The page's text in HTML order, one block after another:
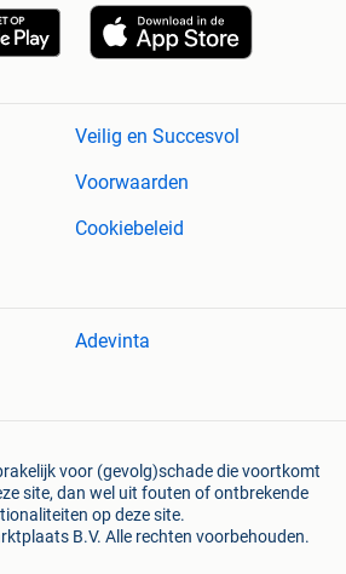
Veilig en Succesvol
Voorwaarden
Cookiebeleid
Adevinta
voor (gevolg)schade die voortkomt
site, dan wel uit fouten of ontbrekende
op deze site.
B.V. Alle rechten voorbehouden.